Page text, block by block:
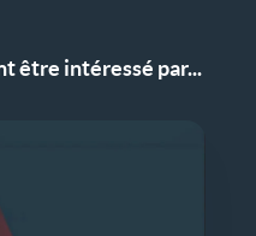
être intéressé par...